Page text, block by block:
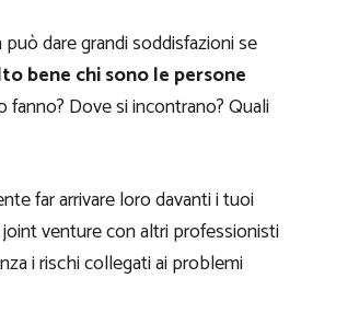
dare grandi soddisfazioni se
bene chi sono le persone
Dove si incontrano? Quali
far arrivare loro davanti i tuoi
venture con altri professionisti
i rischi collegati ai problemi